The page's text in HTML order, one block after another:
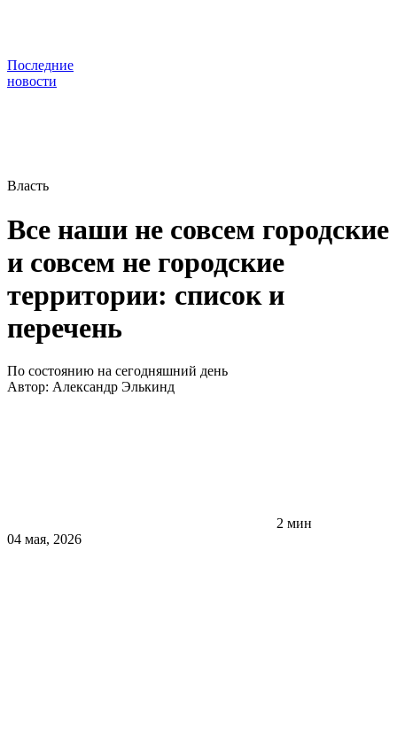
Последние
новости
Власть
Все наши не совсем городские
и совсем не городские
территории: список и
перечень
По состоянию на сегодняшний день
Автор: Александр Элькинд
2 мин
04 мая, 2026